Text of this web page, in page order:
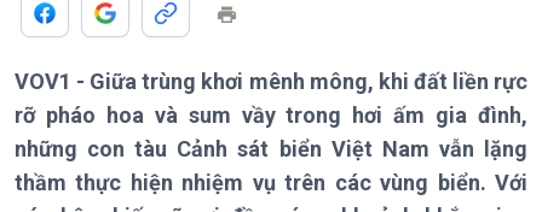
VOV1 - Giữa trùng khơi mênh mông, khi đất liền rực
rỡ pháo hoa và sum vầy trong hơi ấm gia đình,
những con tàu Cảnh sát biển Việt Nam vẫn lặng
thầm thực hiện nhiệm vụ trên các vùng biển. Với